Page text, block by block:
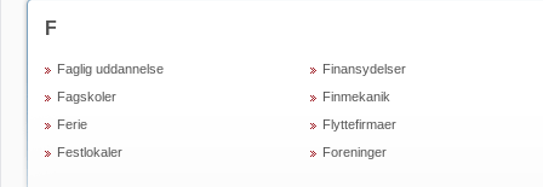
F
Faglig uddannelse
Fagskoler
Ferie
Festlokaler
Finansydelser
Finmekanik
Flyttefirmaer
Foreninger